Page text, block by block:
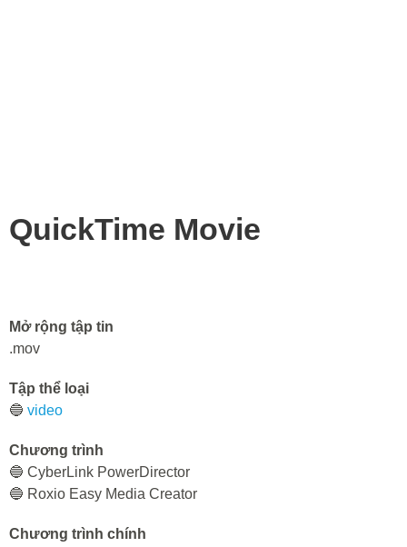
QuickTime Movie
Mở rộng tập tin
.mov
Tập thể loại
🔵 video
Chương trình
🔵 CyberLink PowerDirector
🔵 Roxio Easy Media Creator
Chương trình chính